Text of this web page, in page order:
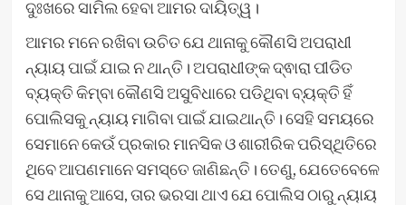
ଦୁଃଖରେ ସାମିଲ ହେବା ଆମର ଦାୟିତ୍ୱ।
ଆମର ମନେ ରଖିବା ଉଚିତ ଯେ ଥାନାକୁ କୌଣସି ଅପରାଧୀ
ନ୍ୟାୟ ପାଇଁ ଯାଇ ନ ଥାନ୍ତି। ଅପରାଧୀଙ୍କ ଦ୍ଵାରା ପୀଡିତ
ବ୍ୟକ୍ତି କିମ୍ବା କୌଣସି ଅସୁବିଧାରେ ପଡିଥିବା ବ୍ୟକ୍ତି ହିଁ
ପୋଲିସକୁ ନ୍ୟାୟ ମାଗିବା ପାଇଁ ଯାଇଥାନ୍ତି। ସେହି ସମୟରେ
ସେମାନେ କେଉଁ ପ୍ରକାର ମାନସିକ ଓ ଶାରୀରିକ ପରିସ୍ଥିତିରେ
ଥିବେ ଆପଣମାନେ ସମସ୍ତେ ଜାଣିଛନ୍ତି। ତେଣୁ, ଯେତେବେଳେ
ସେ ଥାନାକୁ ଆସେ, ତାର ଭରସା ଥାଏ ଯେ ପୋଲିସ ଠାରୁ ନ୍ୟାୟ